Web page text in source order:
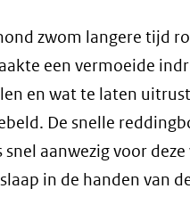
zwom langere tijd
een vermoeide
en wat te laten
De snelle
aanwezig voor
in de handen van